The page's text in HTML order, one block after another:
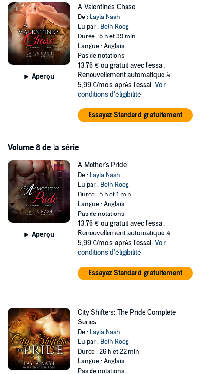
Aperçu
A Valentine's Chase
De : Layla Nash
Lu par : Beth Roeg
Durée : 5 h et 39 min
Langue : Anglais
Pas de notations
13,76 € ou gratuit avec l'essai.
Renouvellement automatique à
5,99 €/mois après l'essai. Voir
conditions d'éligibilité
Essayez Standard gratuitement
Volume 8 de la série
Aperçu
A Mother's Pride
De : Layla Nash
Lu par : Beth Roeg
Durée : 5 h et 1 min
Langue : Anglais
Pas de notations
13,76 € ou gratuit avec l'essai.
Renouvellement automatique à
5,99 €/mois après l'essai. Voir
conditions d'éligibilité
Essayez Standard gratuitement
City Shifters: The Pride Complete
Series
De : Layla Nash
Lu par : Beth Roeg
Durée : 26 h et 22 min
Langue : Anglais
Pas de notations